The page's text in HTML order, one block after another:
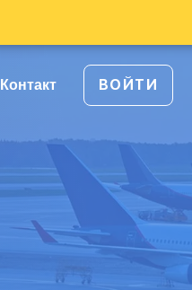
Контакт ВОЙТИ